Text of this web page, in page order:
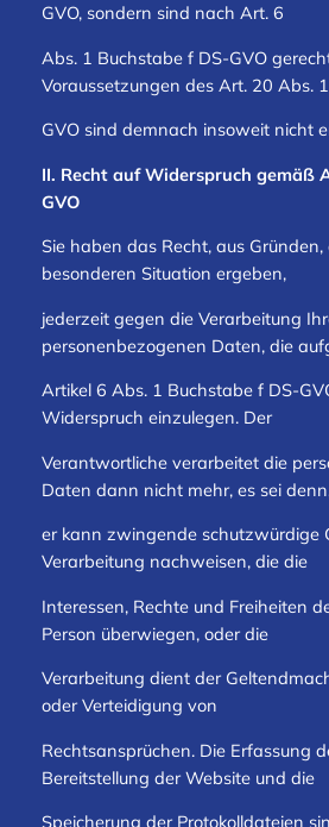
GVO, sondern sind nach Art. 6
Abs. 1 Buchstabe f DS-GVO
Voraussetzungen des Art. 20 Abs.
GVO sind demnach insoweit nicht
II. Recht auf Widerspruch gemäß
GVO
Sie haben das Recht, aus
besonderen Situation ergeben,
jederzeit gegen die Verarbeitung
personenbezogenen Daten, die
Artikel 6 Abs. 1 Buchstabe f DS-
Widerspruch einzulegen. Der
Verantwortliche verarbeitet die
Daten dann nicht mehr, es sei
er kann zwingende schutzwürdige
Verarbeitung nachweisen, die die
Interessen, Rechte und Freiheiten
Person überwiegen, oder die
Verarbeitung dient der
oder Verteidigung von
Rechtsansprüchen. Die Erfassung
Bereitstellung der Website und die
Speicherung der Protokolldateien